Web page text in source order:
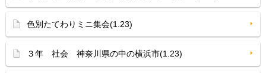
色別たてわりミニ集会(1.23)
３年 社会 神奈川県の中の横浜市(1.23)